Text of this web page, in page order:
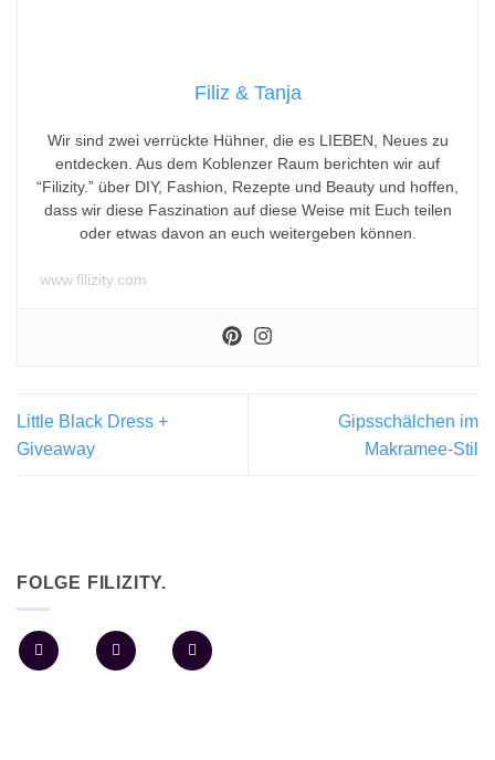
Filiz & Tanja
Wir sind zwei verrückte Hühner, die es LIEBEN, Neues zu
entdecken. Aus dem Koblenzer Raum berichten wir auf
“Filizity.” über DIY, Fashion, Rezepte und Beauty und hoffen,
dass wir diese Faszination auf diese Weise mit Euch teilen
oder etwas davon an euch weitergeben können.
www.filizity.com
Little Black Dress +
Giveaway
Gipsschälchen im
Makramee-Stil
FOLGE FILIZITY.